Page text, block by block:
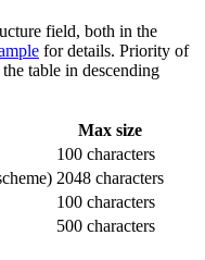
field, both in the
for details. Priority of
table in descending
Max size
100 characters
2048 characters
100 characters
500 characters